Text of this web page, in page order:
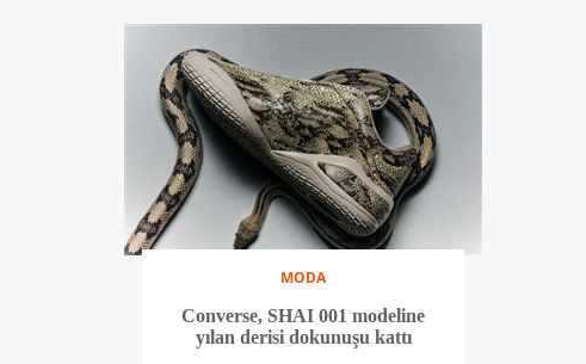
MODA
Converse, SHAI 001 modeline
yılan derisi dokunuşu kattı